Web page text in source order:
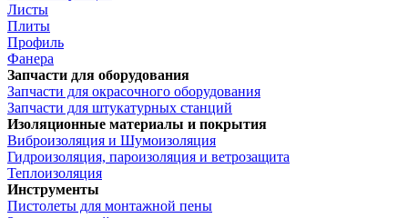
Листы
Плиты
Профиль
Фанера
Запчасти для оборудования
Запчасти для окрасочного оборудования
Запчасти для штукатурных станций
Изоляционные материалы и покрытия
Виброизоляция и Шумоизоляция
Гидроизоляция, пароизоляция и ветрозащита
Теплоизоляция
Инструменты
Пистолеты для монтажной пены